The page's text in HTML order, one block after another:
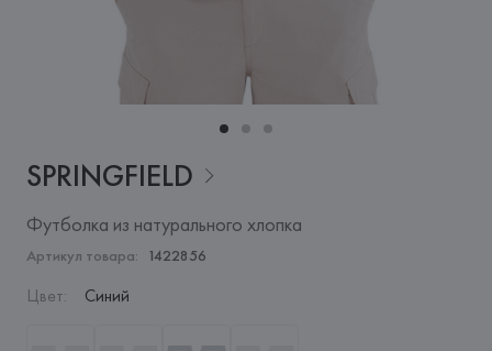
SPRINGFIELD
Футболка из натурального хлопка
Артикул товара: 1422856
Цвет: Синий